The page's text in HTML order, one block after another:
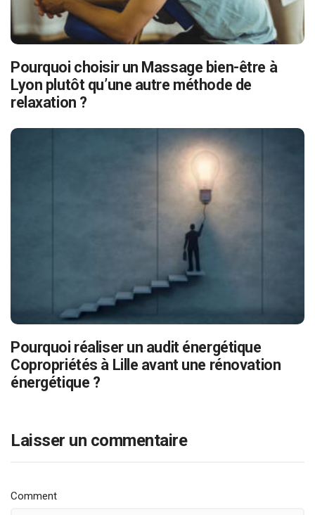
Pourquoi choisir un Massage bien-être à
Lyon plutôt qu’une autre méthode de
relaxation ?
Pourquoi réaliser un audit énergétique
Copropriétés à Lille avant une rénovation
énergétique ?
Laisser un commentaire
Comment